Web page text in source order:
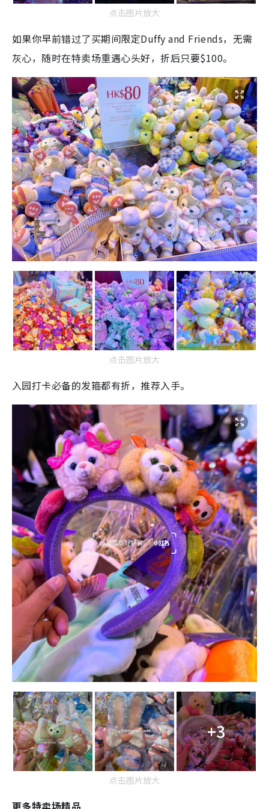
点击图片放大
如果你早前错过了买期间限定Duffy and Friends，无需
灰心，随时在特卖场重遇心头好，折后只要$100。
点击图片放大
入园打卡必备的发箍都有折，推荐入手。
+3
点击图片放大
更多特卖场精品